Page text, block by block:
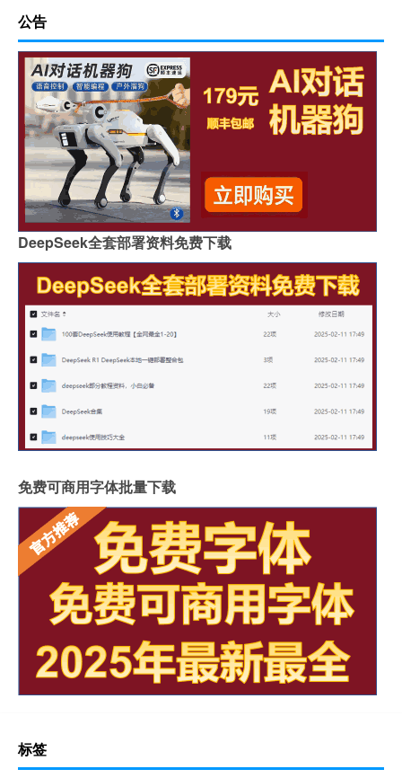
公告
DeepSeek全套部署资料免费下载
免费可商用字体批量下载
标签